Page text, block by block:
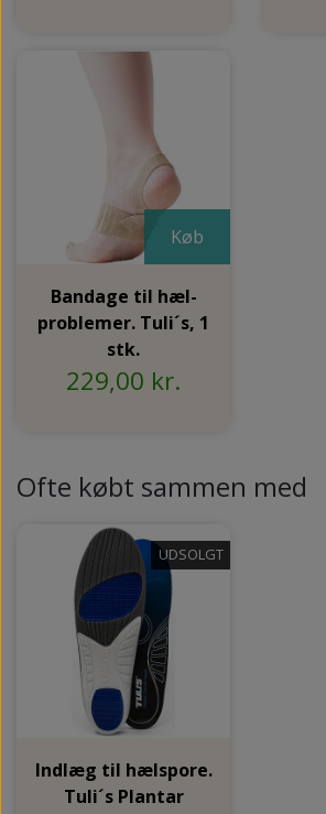
Køb
Bandage til hæl-
problemer. Tuli´s, 1
stk.
229,00 kr.
Ofte købt sammen med
UDSOLGT
Indlæg til hælspore.
Tuli´s Plantar